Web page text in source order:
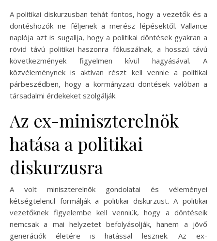
A politikai diskurzusban tehát fontos, hogy a vezetők és a
döntéshozók ne féljenek a merész lépésektől. Vallance
naplója azt is sugallja, hogy a politikai döntések gyakran a
rövid távú politikai haszonra fókuszálnak, a hosszú távú
következmények figyelmen kívül hagyásával. A
közvéleménynek is aktívan részt kell vennie a politikai
párbeszédben, hogy a kormányzati döntések valóban a
társadalmi érdekeket szolgálják.
Az ex-miniszterelnök
hatása a politikai
diskurzusra
A volt miniszterelnök gondolatai és véleményei
kétségtelenül formálják a politikai diskurzust. A politikai
vezetőknek figyelembe kell venniük, hogy a döntéseik
nemcsak a mai helyzetet befolyásolják, hanem a jövő
generációk életére is hatással lesznek. Az ex-